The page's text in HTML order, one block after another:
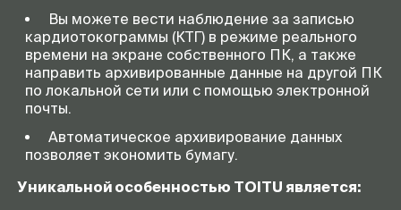
Вы можете вести наблюдение за записью
кардиотокограммы (КТГ) в режиме реального
времени на экране собственного ПК, а также
направить архивированные данные на другой ПК
по локальной сети или с помощью электронной
почты.
Автоматическое архивирование данных
позволяет экономить бумагу.
Уникальной особенностью TOITU является: